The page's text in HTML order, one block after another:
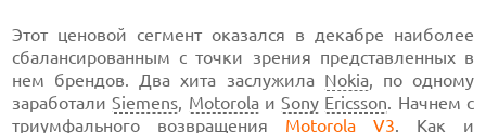
Этот ценовой сегмент оказался в декабре наиболее
сбалансированным с точки зрения представленных в
нем брендов. Два хита заслужила Nokia, по одному
заработалиSiemens, MotorolaиSony Ericsson. Начнем с
триумфального возвращения Motorola V3. Как и